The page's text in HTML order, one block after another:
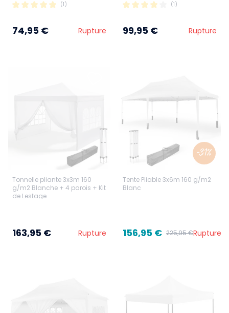
(1)
74,95 € Rupture
(1)
99,95 € Rupture
Tonnelle pliante 3x3m 160
g/m2 Blanche + 4 parois + Kit
de Lestage
163,95 € Rupture
-31%
Tente Pliable 3x6m 160 g/m2
Blanc
156,95 € 225,95 €Rupture